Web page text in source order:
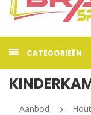
CATEGORIEËN
Aanbod